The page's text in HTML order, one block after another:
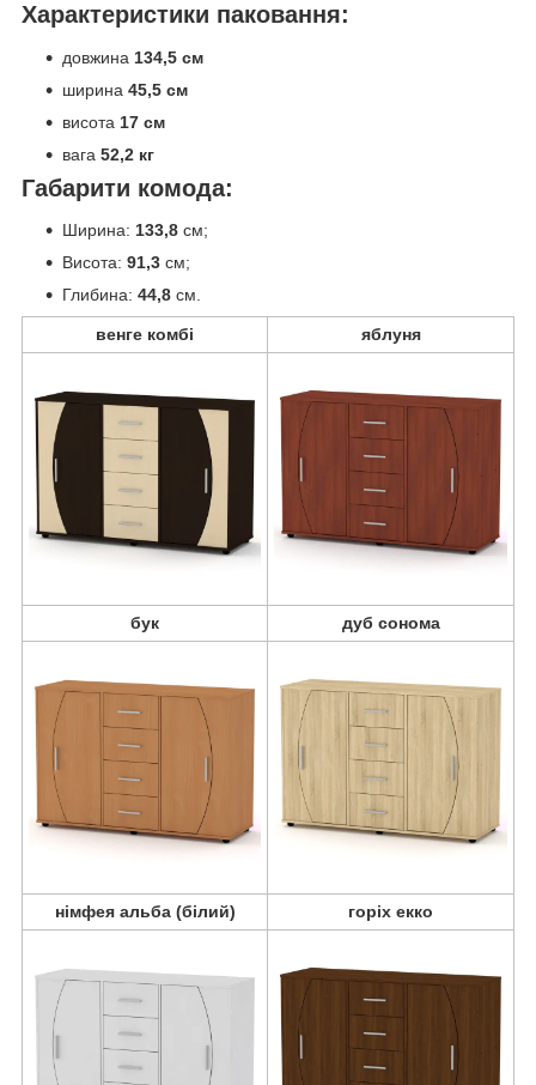
Характеристики паковання:
довжина 134,5 см
ширина 45,5 см
висота 17 см
вага 52,2 кг
Габарити комода:
Ширина: 133,8 см;
Висота: 91,3 см;
Глибина: 44,8 см.
венге комбі яблуня
бук дуб сонома
німфея альба (білий) горіх екко